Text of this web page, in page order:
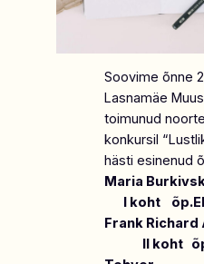
Soovime õnne
Lasnamäe
toimunud
konkursil
hästi esinenud
Maria
I koht
Frank Richard
II koht õp.